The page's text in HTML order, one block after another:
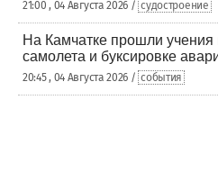
21:00 , 04 Августа 2026 / судостроение
На Камчатке прошли
самолета и буксировке
20:45 , 04 Августа 2026 / события